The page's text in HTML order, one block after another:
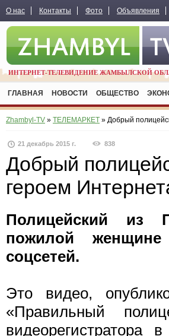
О нас Контакты Фото Объявления
ИНТЕРНЕТ-ТЕЛЕВИДЕНИЕ ЖАМБЫЛСКОЙ
ГЛАВНАЯ НОВОСТИ ОБЩЕСТВО
Zhambyl-TV » ТЕЛЕМАРКЕТ » Добрый
21 декабрь 2015 г. 838
Добрый
героем
Полицейский из
пожилой
соцсетей.
Это видео,
«Правильный
видеорегистратора